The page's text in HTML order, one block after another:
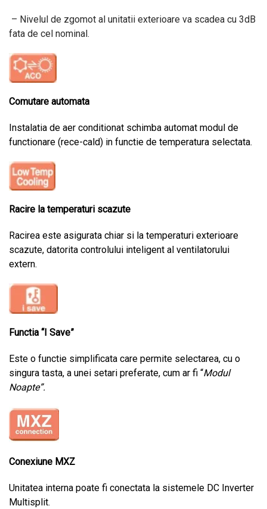
– Nivelul de zgomot al unitatii exterioare va scadea cu 3dB
fata de cel nominal.
Comutare automata
Instalatia de aer conditionat schimba automat modul de
functionare (rece-cald) in functie de temperatura selectata.
Racire la temperaturi scazute
Racirea este asigurata chiar si la temperaturi exterioare
scazute, datorita controlului inteligent al ventilatorului
extern.
Functia “I Save”
Este o functie simplificata care permite selectarea, cu o
singura tasta, a unei setari preferate, cum ar fi “Modul
Noapte”.
Conexiune MXZ
Unitatea interna poate fi conectata la sistemele DC Inverter
Multisplit.